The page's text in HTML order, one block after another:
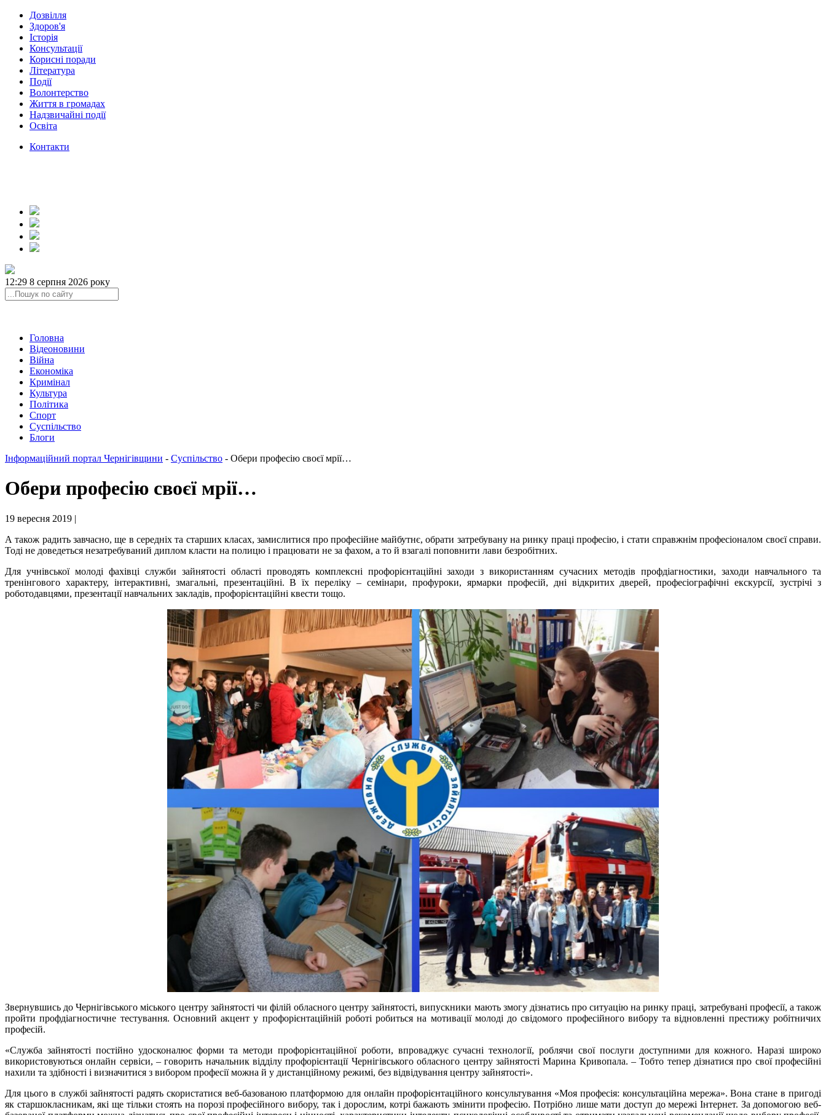
Дозвілля
Здоров'я
Історія
Консультації
Корисні поради
Література
Події
Волонтерство
Життя в громадах
Надзвичайні події
Освіта
Контакти
12:29 8 серпня 2026 року
Головна
Відеоновини
Війна
Економіка
Кримінал
Культура
Політика
Спорт
Суспільство
Блоги
Інформаційний портал Чернігівщини - Суспільство - Обери професію своєї мрії…
Обери професію своєї мрії…
19 вересня 2019 |
А також радить завчасно, ще в середніх та старших класах, замислитися про професійне майбутнє, обрати затребувану на ринку праці професію, і стати справжнім професіоналом своєї справи.
Тоді не доведеться незатребуваний диплом класти на полицю і працювати не за фахом, а то й взагалі поповнити лави безробітних.
Для учнівської молоді фахівці служби зайнятості області проводять комплексні профорієнтаційні заходи з використанням сучасних методів профдіагностики, заходи навчального та
тренінгового характеру, інтерактивні, змагальні, презентаційні. В їх переліку – семінари, профуроки, ярмарки професій, дні відкритих дверей, професіографічні екскурсії, зустрічі з
роботодавцями, презентації навчальних закладів, профорієнтаційні квести тощо.
Звернувшись до Чернігівського міського центру зайнятості чи філій обласного центру зайнятості, випускники мають змогу дізнатись про ситуацію на ринку праці, затребувані професії, а також
пройти профдіагностичне тестування. Основний акцент у профорієнтаційній роботі робиться на мотивації молоді до свідомого професійного вибору та відновленні престижу робітничих
професій.
«Служба зайнятості постійно удосконалює форми та методи профорієнтаційної роботи, впроваджує сучасні технології, роблячи свої послуги доступними для кожного. Наразі широко
використовуються онлайн сервіси, – говорить начальник відділу профорієнтації Чернігівського обласного центру зайнятості Марина Кривопала. – Тобто тепер дізнатися про свої професійні
нахили та здібності і визначитися з вибором професії можна й у дистанційному режимі, без відвідування центру зайнятості».
Для цього в службі зайнятості радять скористатися веб-базованою платформою для онлайн профорієнтаційного консультування «Моя професія: консультаційна мережа». Вона стане в пригоді
як старшокласникам, які ще тільки стоять на порозі професійного вибору, так і дорослим, котрі бажають змінити професію. Потрібно лише мати доступ до мережі Інтернет. За допомогою веб-